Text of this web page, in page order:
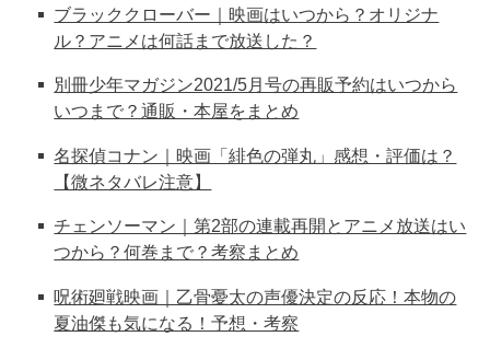
ブラッククローバー｜映画はいつから？オリジナ
ル？アニメは何話まで放送した？
別冊少年マガジン2021/5月号の再販予約はいつから
いつまで？通販・本屋をまとめ
名探偵コナン｜映画「緋色の弾丸」感想・評価は？
【微ネタバレ注意】
チェンソーマン｜第2部の連載再開とアニメ放送はい
つから？何巻まで？考察まとめ
呪術廻戦映画｜乙骨憂太の声優決定の反応！本物の
夏油傑も気になる！予想・考察